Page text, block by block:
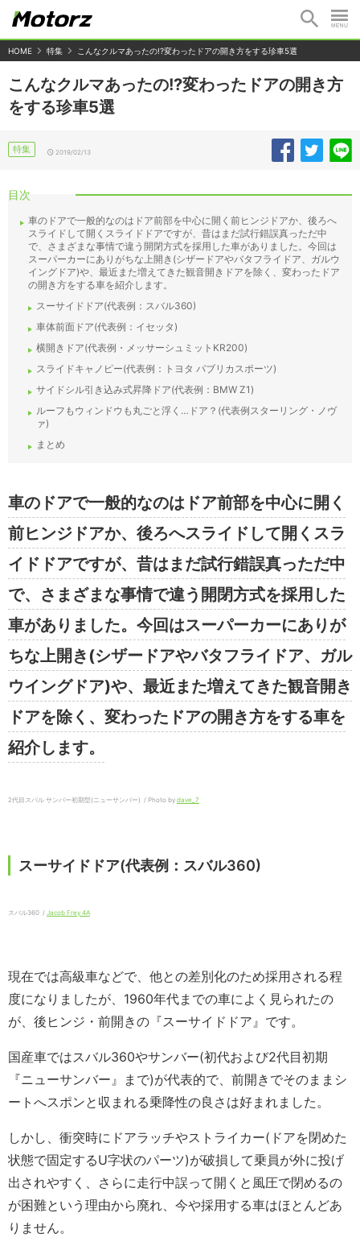
HOME 特集 こんなクルマあったの!?変わったドアの開き方をする珍車5選
こんなクルマあったの!?変わったドアの開き方
をする珍車5選
特集 2019/02/13
目次
車のドアで一般的なのはドア前部を中心に開く前ヒンジドアか、後ろへ
スライドして開くスライドドアですが、昔はまだ試行錯誤真っただ中
で、さまざまな事情で違う開閉方式を採用した車がありました。今回は
スーパーカーにありがちな上開き(シザードアやバタフライドア、ガルウ
イングドア)や、最近また増えてきた観音開きドアを除く、変わったドア
の開き方をする車を紹介します。
スーサイドドア(代表例：スバル360)
車体前面ドア(代表例：イセッタ)
横開きドア(代表例・メッサーシュミットKR200)
スライドキャノピー(代表例：トヨタ パブリカスポーツ)
サイドシル引き込み式昇降ドア(代表例：BMW Z1)
ルーフもウィンドウも丸ごと浮く…ドア？(代表例スターリング・ノヴ
ァ)
まとめ
車のドアで一般的なのはドア前部を中心に開く
前ヒンジドアか、後ろへスライドして開くスラ
イドドアですが、昔はまだ試行錯誤真っただ中
で、さまざまな事情で違う開閉方式を採用した
車がありました。今回はスーパーカーにありが
ちな上開き(シザードアやバタフライドア、ガル
ウイングドア)や、最近また増えてきた観音開き
ドアを除く、変わったドアの開き方をする車を
紹介します。
2代目スバル サンバー初期型(ニューサンバー) / Photo by dave_7
スーサイドドア(代表例：スバル360)
スバル360 / Jacob Frey 4A
現在では高級車などで、他との差別化のため採用される程
度になりましたが、1960年代までの車によく見られたの
が、後ヒンジ・前開きの『スーサイドドア』です。
国産車ではスバル360やサンバー(初代および2代目初期
『ニューサンバー』まで)が代表的で、前開きでそのままシ
ートへスポンと収まれる乗降性の良さは好まれました。
しかし、衝突時にドアラッチやストライカー(ドアを閉めた
状態で固定するU字状のパーツ)が破損して乗員が外に投げ
出されやすく、さらに走行中誤って開くと風圧で閉めるの
が困難という理由から廃れ、今や採用する車はほとんどあ
りません。